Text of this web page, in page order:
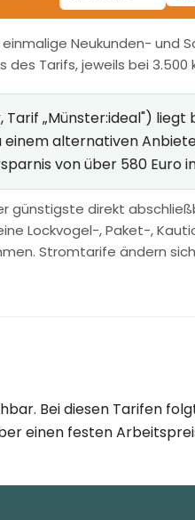
Neukunden- und
Tarifs, jeweils bei 3.500
„Münster:ideal") liegt
alternativen
von über 580
günstigste direkt
Lockvogel-, Paket-,
Stromtarife ändern
Bei diesen Tarifen
einen festen